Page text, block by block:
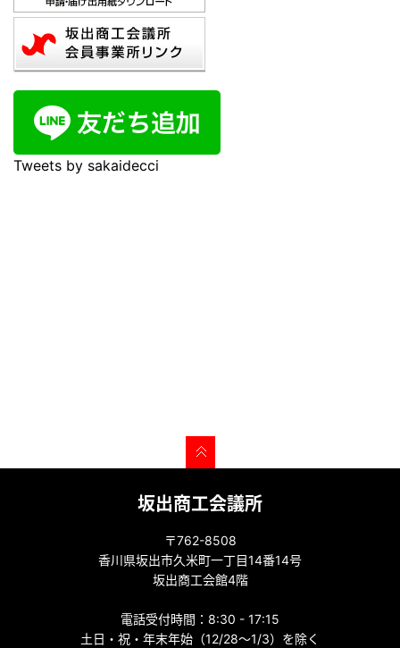
Tweets by sakaidecci
坂出商工会議所
〒762-8508
香川県坂出市久米町一丁目14番14号
坂出商工会館4階
電話受付時間：8:30 - 17:15
土日・祝・年末年始（12/28～1/3）を除く